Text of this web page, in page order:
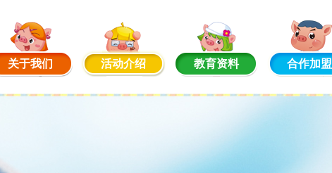
关于我们 活动介绍 教育资料 合作加盟